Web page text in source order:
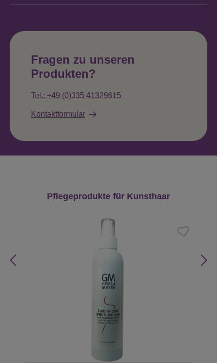
Fragen zu unseren
Produkten?
Tel.: +49 (0)335 41329615
Kontaktformular
Produktgalerie überspringen
Pflegeprodukte für Kunsthaar